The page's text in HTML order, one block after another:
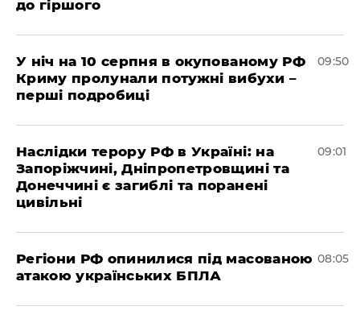
до гіршого
У ніч на 10 серпня в окупованому РФ
Криму пролунали потужні вибухи –
перші подробиці
09:50
Наслідки терору РФ в Україні: на
Запоріжчині, Дніпропетровщині та
Донеччині є загиблі та поранені
цивільні
09:01
Регіони РФ опинилися під масованою
атакою українських БПЛА
08:05